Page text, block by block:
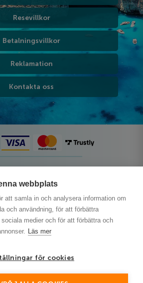
webbplats
att samla in och analysera information om
och användning, för att förbättra
medier och för att förbättra och
Läs mer
för cookies
Resevillkor
Betalningsvillkor
Reklamation
Kontakta oss